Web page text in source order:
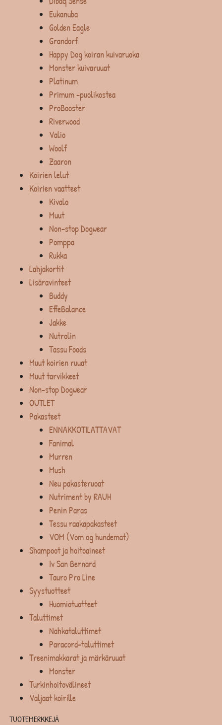
Eukanuba
Golden Eagle
Grandorf
Happy Dog koiran kuivaruoka
Monster kuivaruuat
Platinum
Primum -puolikostea
ProBooster
Riverwood
Valio
Woolf
Zaaron
Koirien lelut
Koirien vaatteet
Kivalo
Muut
Non-stop Dogwear
Pomppa
Rukka
Lahjakortit
Lisäravinteet
Buddy
EffeBalance
Jakke
Nutrolin
Tassu Foods
Muut koirien ruuat
Muut tarvikkeet
Non-stop Dogwear
OUTLET
Pakasteet
ENNAKKOTILATTAVAT
Fanimal
Murren
Mush
Neu pakasteruoat
Nutriment by RAUH
Penin Paras
Tessu raakapakasteet
VOM (Vom og hundemat)
Shampoot ja hoitoaineet
Iv San Bernard
Tauro Pro Line
Syystuotteet
Huomiotuotteet
Taluttimet
Nahkataluttimet
Paracord-taluttimet
Treenimakkarat ja märkäruuat
Monster
Turkinhoitovälineet
Valjaat koirille
TUOTEMERKKEJÄ